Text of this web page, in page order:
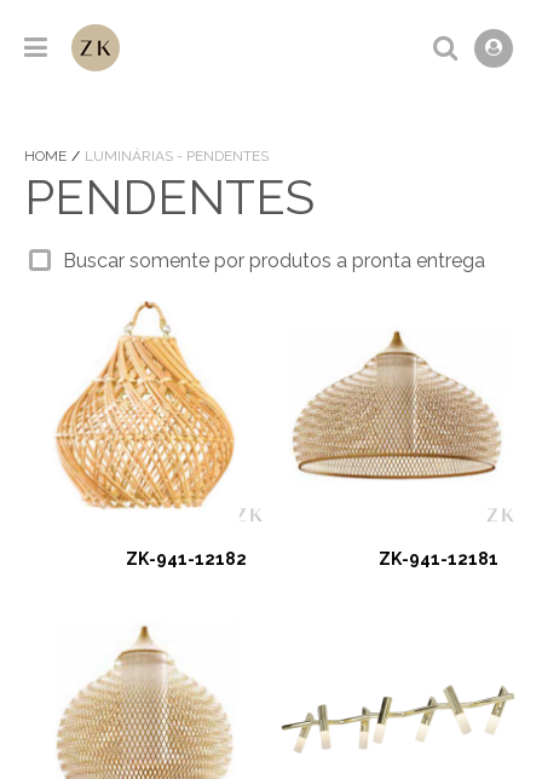
HOME LUMINÁRIAS - PENDENTES
PENDENTES
Buscar somente por produtos a pronta entrega
ZK-941-12182 ZK-941-12181